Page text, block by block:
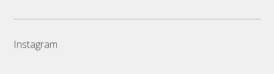
Instagram